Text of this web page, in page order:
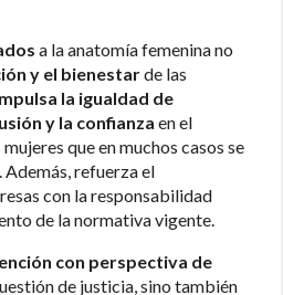
a la anatomía femenina no
y el bienestarde las
la igualdad de
y la confianza en el
que en muchos casos se
refuerza el
con la responsabilidad
de la normativa vigente.
con perspectiva de
de justicia, sino también